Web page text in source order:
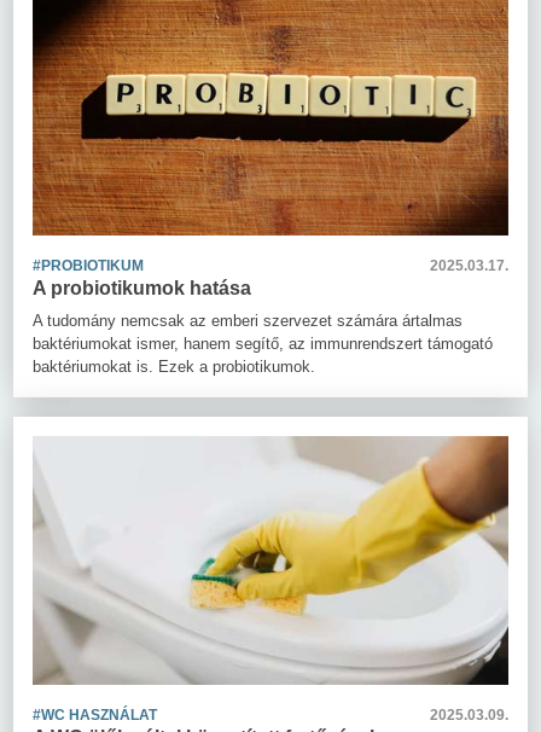
#PROBIOTIKUM 2025.03.17.
A probiotikumok hatása
A tudomány nemcsak az emberi szervezet számára ártalmas
baktériumokat ismer, hanem segítő, az immunrendszert támogató
baktériumokat is. Ezek a probiotikumok.
#WC HASZNÁLAT 2025.03.09.